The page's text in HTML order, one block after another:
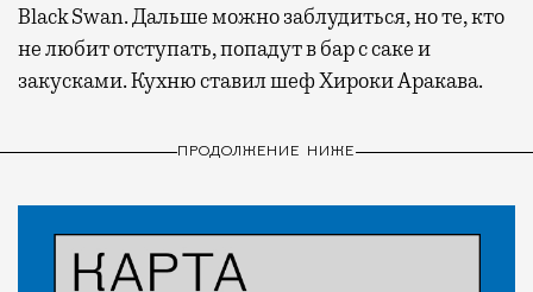
Black Swan. Дальше можно заблудиться, но те, кто
не любит отступать, попадут в бар с саке и
закусками. Кухню ставил шеф Хироки Аракава.
ПРОДОЛЖЕНИЕ НИЖЕ